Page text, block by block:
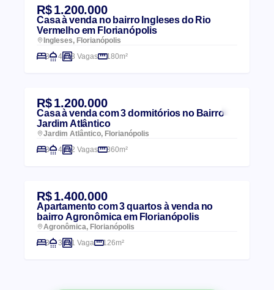
R$ 1.200.000
Casa à venda no bairro Ingleses do Rio
Vermelho em Florianópolis
Ingleses, Florianópolis
3
4 3 Vagas 180m²
R$ 1.200.000
Casa à venda com 3 dormitórios no Bairro
Jardim Atlântico
Jardim Atlântico, Florianópolis
3
4 2 Vagas 360m²
R$ 1.400.000
Apartamento com 3 quartos à venda no
bairro Agronômica em Florianópolis
Agronômica, Florianópolis
3
3 1 Vaga 126m²